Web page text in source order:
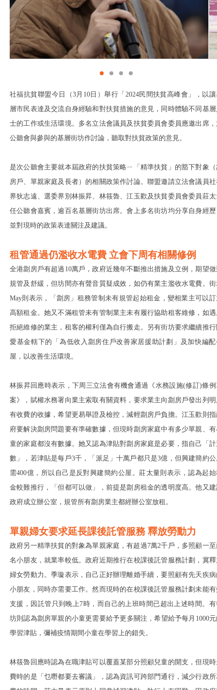
社福抗貧聯盟今日（3月10日）舉行「2024民間扶貧高峰會」，以
層市民表達及交流自身經驗和對扶貧措施的意見，同時體驗不同基
士的工作或生活環境。多名立法會議員及扶貧委員會委員應邀出席
公聽會與參與的基層街坊作討論，聽取對扶貧政策的意見。
是次公聽會主要就本屆政府的扶貧策略ㄧ「精準扶貧」的豁下對象
房戶、單親家庭及長者）的相關政策作討論。聯盟邀請立法會議員
界狄志遠、選委界別林振昇、林筱魯、江玉歡及扶貧委員會委員莊
任公聽會嘉賓，逾百名基層街坊出席。會上多名街坊均分享自身經
並對現時的政策表達關注及建議。
租管通過仍濫收水電費 立會下周有相關修例
全港劏房戶有超過10萬戶，政府近幾年不斷推出措施及立例，期望
規管及舒緩，但坊間亦有聲音質疑成效，如仍有業主濫收水電費。
May則表示，「劏房」租務管制未有規管起始租金，變相業主可以
高額租金。她又不滿租管未有管制業主未有履行協助租客維修，如
拒絕維修的業主，租客的權利僅為自行搬走。另有街坊要求繼續推
愛基金轄下的「為低收入劏房住戶改善家居援助計劃」及加快編配
屋，以改善生活環境。
林振昇回應時表示，下周三立法會有機會通過《水務設施(修訂)條
案》，賦權水務署向業主索取有關資料，要求業主向劏房戶發出列
有收費的收據，希望更易舉證及檢控，減輕劏房戶負擔。江玉歡則
府要解決劏房問題要有準確數據，但現時劏房家庭中有多少單親、
童的家庭都沒有數據。她又認為津貼對劏房家庭是必要，指自己「
數」，若津貼是每戶3千，「派足」十萬戶都只是3億，但興建簡約
需400億，所以自己是反對興建簡約公屋。莊太量則表示，認為起
金較難推行，「但都可以做」，前提是劏房租金的透明度高。他又
政府成立辦公室，規管所有劏房業主都經辦公室放租。
單親婦女要求延長課後託管服務 釋放勞動力
政府另一精準扶貧的對象為單親家庭，有超過7萬2千戶，多照顧一
名小朋友，就業率較低。政府近期推行在校課後託管服務計劃，冀
婦女勞動力。季璇表示，自己正好辦理離婚手續，要照顧有先天疾
小朋友，同時亦需要工作。然而現時的在校課後託管服務計劃未能
支援，因託管只到晚上7時，而自己的上班時間已超出上述時間。有
坊則認為劏房單親的小童更需要給予更多關注，希望給予每月1000
學習津貼，彌補疫情期間小童在學習上的錯失。
林筱魯回應時認為在職津貼可以覆蓋某部分照顧兒童的開支，但現
費時的是「乜嘢都要去審議」，認為資訊可跨部門通行，減少行政